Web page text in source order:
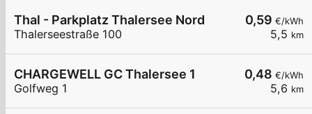
0,59 €/kWh
5,5 km
Thal - Parkplatz Thalersee Nord
Thalerseestraße 100
0,48 €/kWh
5,6 km
CHARGEWELL GC Thalersee 1
Golfweg 1